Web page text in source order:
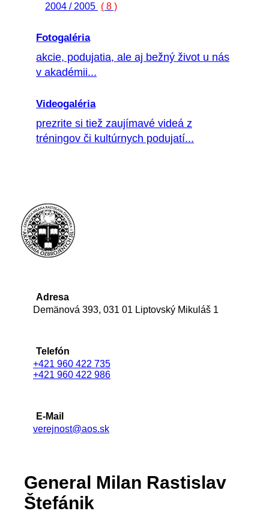
2004 / 2005 ( 8 )
Fotogaléria
akcie, podujatia, ale aj bežný život u nás
v akadémii...
Videogaléria
prezrite si tiež zaujímavé videá z
tréningov či kultúrnych podujatí...
Adresa
Demänová 393, 031 01 Liptovský Mikuláš 1
Telefón
+421 960 422 735
+421 960 422 986
E-Mail
verejnost@aos.sk
General Milan Rastislav
Štefánik